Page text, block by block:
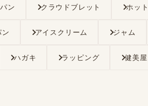
ン クラウドブレット ホッ
ン アイスクリーム ジャム
ハガキ ラッピング 健美